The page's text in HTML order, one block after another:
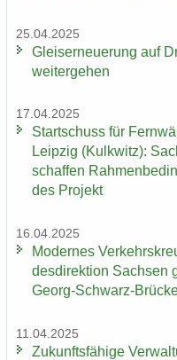
25.04.2025
Gleis­er­neue­rung auf
wei­ter­ge­hen
17.04.2025
Start­schuss für
Leip­zig (Kulk­witz):
schaf­fen
des Pro­jekt
16.04.2025
Mo­der­nes
des­di­rek­ti­on Sach­sen
Georg-​Schwarz-
11.04.2025
Zu­kunfts­fä­hi­ge